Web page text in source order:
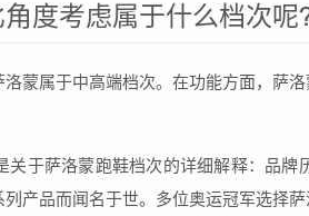
度考虑属于什么档次呢
蒙属于中高端档次。在功能方面，萨
于萨洛蒙跑鞋档次的详细解释：品牌
产品而闻名于世。多位奥运冠军选择